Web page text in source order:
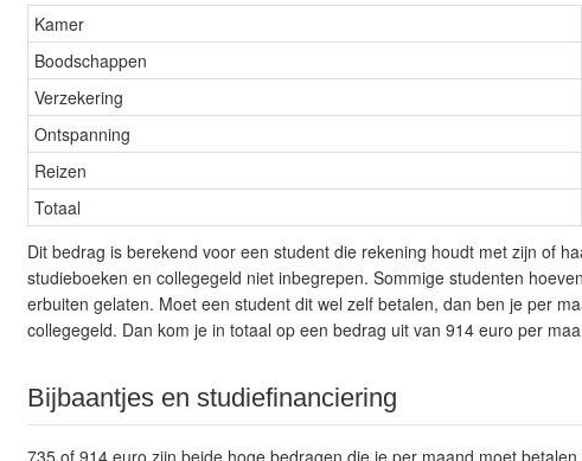
Kamer
Boodschappen
Verzekering
Ontspanning
Reizen
Totaal
Dit bedrag is berekend voor een student die rekening houdt met zijn of
studieboeken en collegegeld niet inbegrepen. Sommige studenten
erbuiten gelaten. Moet een student dit wel zelf betalen, dan ben je per
collegegeld. Dan kom je in totaal op een bedrag uit van 914 euro per
Bijbaantjes en studiefinanciering
735 of 914 euro zijn beide hoge bedragen die je per maand moet